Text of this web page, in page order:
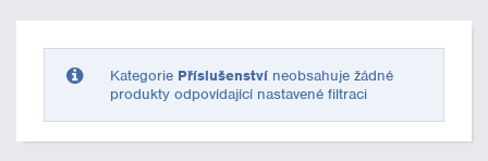
Kategorie Příslušenství neobsahuje žádné
produkty odpovídající nastavené filtraci